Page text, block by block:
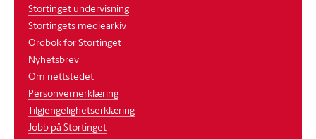
Stortinget undervisning
Stortingets mediearkiv
Ordbok for Stortinget
Nyhetsbrev
Om nettstedet
Personvernerklæring
Tilgjengelighetserklæring
Jobb på Stortinget